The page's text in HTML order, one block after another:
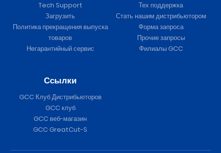
Tech Support
Загрузить
Политика прекращения выпуска
товаров
Негарантийный сервис
Тех поддержка
Стать нашим дистрибьютором
Форма запроса
Прочие запросы
Филиалы GCC
Ссылки
GCC Клуб Дистрибьюторов
GCC клуб
GCC веб-магазин
GCC GreatCut-S